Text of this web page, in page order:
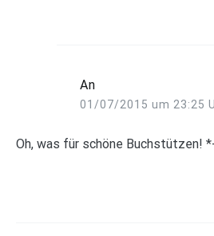
An
01/07/2015 um 23:25
Oh, was für schöne Buchstützen!